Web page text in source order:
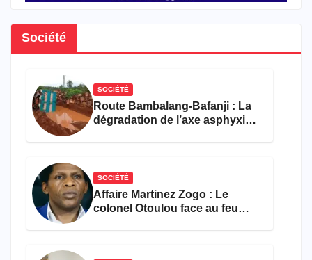
Société
SOCIÉTÉ
Route Bambalang-Bafanji : La
dégradation de l’axe asphyxie
SOCIÉTÉ
Affaire Martinez Zogo : Le
colonel Otoulou face au feu